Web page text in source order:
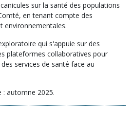
sur la santé des populations
en tenant compte des
environnementales.
qui s'appuie sur des
plateformes collaboratives pour
services de santé face au
: automne 2025.